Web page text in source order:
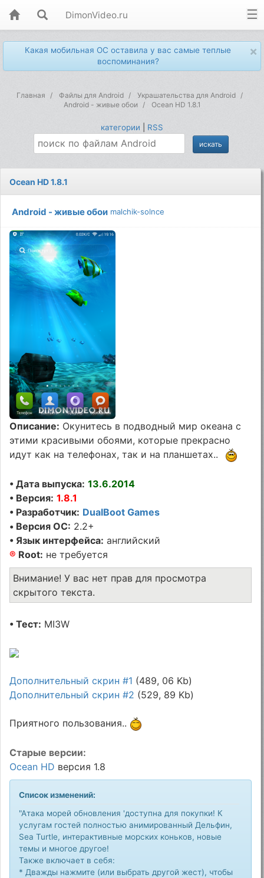
DimonVideo.ru
×
Какая мобильная ОС оставила у вас самые теплые
воспоминания?
Главная Файлы для Android
Украшательства для Android
Android - живые обои
Ocean HD 1.8.1
категории RSS
Ocean HD 1.8.1
Android - живые обои malchik-solnce
Описание: Окунитесь в подводный мир океана с
этими красивыми обоями, которые прекрасно
идут как на телефонах, так и на планшетах..
• Дата выпуска: 13.6.2014
• Версия: 1.8.1
• Разработчик: DualBoot Games
• Версия ОС: 2.2+
• Язык интерфейса: английский
® Root: не требуется
Внимание! У вас нет прав для просмотра
скрытого текста.
• Тест: MI3W
Дополнительный скрин #1 (489, 06 Kb)
Дополнительный скрин #2 (529, 89 Kb)
Приятного пользования..
Старые версии:
Ocean HD версия 1.8
Список изменений:
"Атака морей обновления 'доступна для покупки! К
услугам гостей полностью анимированный Дельфин,
Sea Turtle, интерактивные морских коньков, новые
темы и многое другое!
Также включает в себя:
* Дважды нажмите (или выбрать другой жест), чтобы